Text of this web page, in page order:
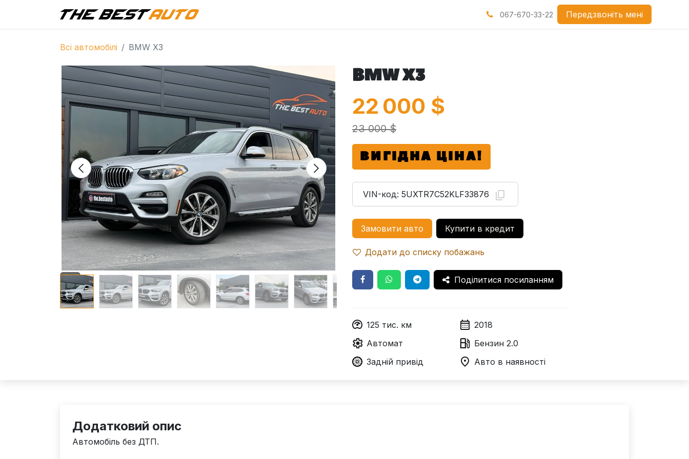
067-670-33-22 Передзвоніть мені
Всі автомобілі BMW X3
BMW X3
22 000 $
23 000 $
ВИГІДНА ЦІНА!
VIN-код: 5UXTR7C52KLF33876
Замовити авто Купити в кредит
Додати до списку побажань
Поділитися посиланням
125 тис. км
2018
Автомат
Бензин 2.0
Задній привід Авто в наявності
Додатковий опис
Автомобіль без ДТП.